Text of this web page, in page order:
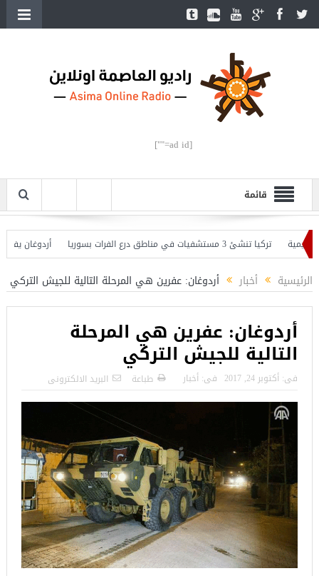
[ad id=""]
قائمة
تركيا تنشئ 3 مستشفيات في مناطق درع الفرات بسوريا
أردوغان يفتتح
الرئيسية أخبار أردوغان: عفرين هي المرحلة التالية للجيش التركي
أردوغان: عفرين هي المرحلة
التالية للجيش التركي
فى: أكتوبر 24, 2017 فى: أخبار طباعة البريد الالكترونى